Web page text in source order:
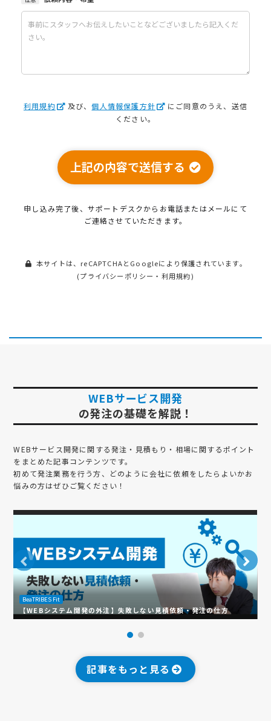
利用規約 及び、個人情報保護方針
にご同意のうえ、送信
ください。
上記の内容で送信する
申し込み完了後、サポートデスクから お電話またはメールにて
ご連絡させていただきます。
本サイトは、reCAPTCHAとGoogleにより保護されています。
(プライバシーポリシー ・ 利用規約)
WEBサービス開発
の発注の基礎を解説！
WEBサービス開発に関する発注・見積もり・相場に関するポイント
をまとめた記事コンテンツです。
初めて発注業務を行う方、どのように会社に依頼をしたらよいかお
悩みの方はぜひご覧ください！
BeaTRIBES Fit
【WEBシステム開発の外注】失敗しない見積依頼・発注の仕方
記事をもっと見る